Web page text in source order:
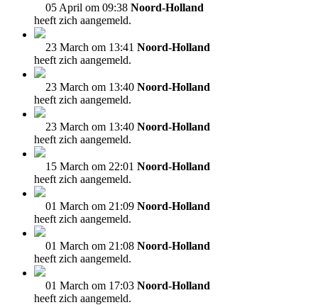
05 April om 09:38 Noord-Holland
heeft zich aangemeld.
23 March om 13:41 Noord-Holland
heeft zich aangemeld.
23 March om 13:40 Noord-Holland
heeft zich aangemeld.
23 March om 13:40 Noord-Holland
heeft zich aangemeld.
15 March om 22:01 Noord-Holland
heeft zich aangemeld.
01 March om 21:09 Noord-Holland
heeft zich aangemeld.
01 March om 21:08 Noord-Holland
heeft zich aangemeld.
01 March om 17:03 Noord-Holland
heeft zich aangemeld.